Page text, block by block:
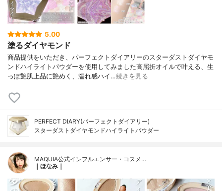
5.00
塗るダイヤモンド
商品提供をいただき、パーフェクトダイアリーのスターダストダイヤモ
ンドハイライトパウダーを使用してみました高屈折オイルで叶える、生
っぽ艶肌上品に艶めく、濡れ感ハイ…続きを見る
PERFECT DIARY(パーフェクトダイアリー)
スターダストダイヤモンドハイライトパウダー
MAQUIA公式インフルエンサー・コスメ…
｜ほなみ｜